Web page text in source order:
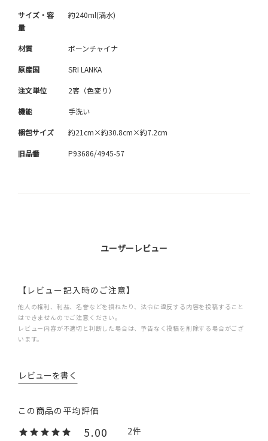
サイズ・容
量
約240ml(満水)
材質 ボーンチャイナ
原産国 SRI LANKA
注文単位 2客（色変り）
機能 手洗い
梱包サイズ 約21cm×約30.8cm×約7.2cm
旧品番 P93686/4945-57
ユーザーレビュー
【レビュー記入時のご注意】
他人の権利、利益、名誉などを損ねたり、法令に違反する内容を投稿すること
はできませんのでご注意ください。
レビュー内容が不適切と判断した場合は、予告なく投稿を削除する場合がござ
います。
5.00 2
レビューを書く